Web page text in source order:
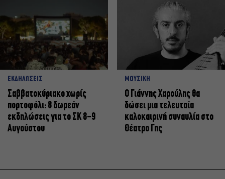
ΕΚΔΗΛΩΣΕΙΣ
Σαββατοκύριακο χωρίς
πορτοφόλι: 8 δωρεάν
εκδηλώσεις για το ΣΚ 8-9
Αυγούστου
ΜΟΥΣΙΚΗ
Ο Γιάννης Χαρούλης θα
δώσει μια τελευταία
καλοκαιρινή συναυλία στο
Θέατρο Γης